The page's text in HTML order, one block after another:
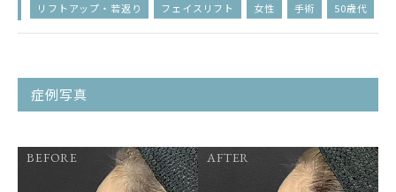
リフトアップ・若返り フェイスリフト 女性 手術 50歳代
症例写真
BEFORE AFTER